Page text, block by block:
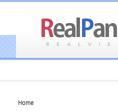
Home